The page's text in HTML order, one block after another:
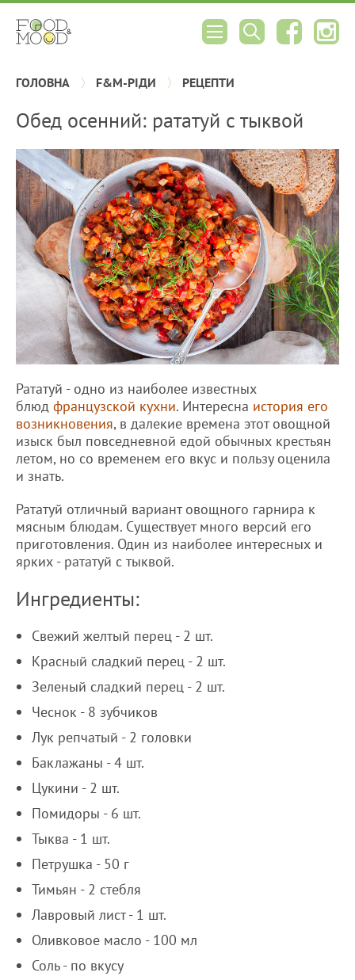
ГОЛОВНА F&M-РІДИ РЕЦЕПТИ
Обед осенний: рататуй с тыквой
Рататуй - одно из наиболее известных
блюд французской кухни. Интересна история его
возникновения, в далекие времена этот овощной
изыск был повседневной едой обычных крестьян
летом, но со временем его вкус и пользу оценила
и знать.
Рататуй отличный вариант овощного гарнира к
мясным блюдам. Существует много версий его
приготовления. Один из наиболее интересных и
ярких - рататуй с тыквой.
Ингредиенты:
Свежий желтый перец - 2 шт.
Красный сладкий перец - 2 шт.
Зеленый сладкий перец - 2 шт.
Чеснок - 8 зубчиков
Лук репчатый - 2 головки
Баклажаны - 4 шт.
Цукини - 2 шт.
Помидоры - 6 шт.
Тыква - 1 шт.
Петрушка - 50 г
Тимьян - 2 стебля
Лавровый лист - 1 шт.
Оливковое масло - 100 мл
Соль - по вкусу